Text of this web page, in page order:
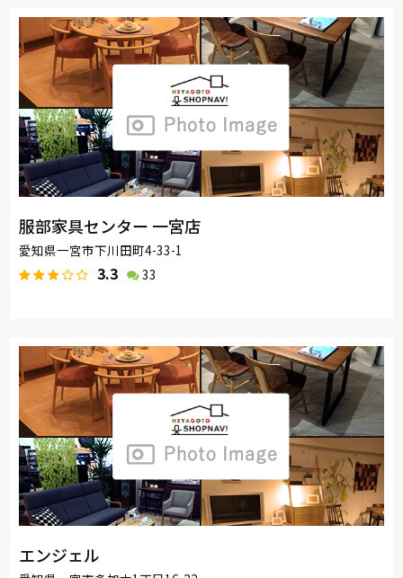
服部家具センター 一宮店
愛知県一宮市下川田町4-33-1
3.3 33
エンジェル